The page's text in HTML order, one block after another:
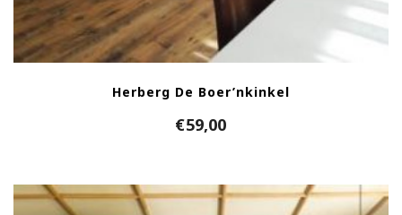
Herberg De Boer’nkinkel
€59,00